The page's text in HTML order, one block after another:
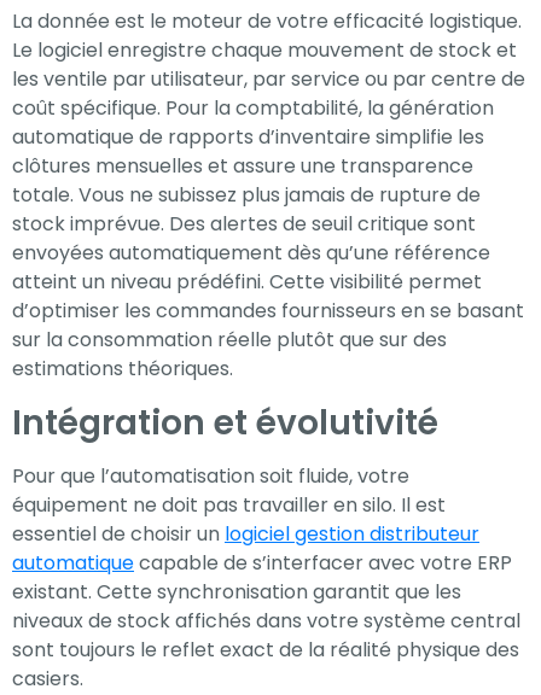
La donnée est le moteur de votre efficacité logistique.
Le logiciel enregistre chaque mouvement de stock et
les ventile par utilisateur, par service ou par centre de
coût spécifique. Pour la comptabilité, la génération
automatique de rapports d’inventaire simplifie les
clôtures mensuelles et assure une transparence
totale. Vous ne subissez plus jamais de rupture de
stock imprévue. Des alertes de seuil critique sont
envoyées automatiquement dès qu’une référence
atteint un niveau prédéfini. Cette visibilité permet
d’optimiser les commandes fournisseurs en se basant
sur la consommation réelle plutôt que sur des
estimations théoriques.
Intégration et évolutivité
Pour que l’automatisation soit fluide, votre
équipement ne doit pas travailler en silo. Il est
essentiel de choisir un logiciel gestion distributeur
automatiquecapable de s’interfacer avec votre ERP
existant. Cette synchronisation garantit que les
niveaux de stock affichés dans votre système central
sont toujours le reflet exact de la réalité physique des
casiers.